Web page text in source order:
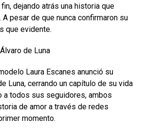
dejando atrás una historia que
pesar de que nunca confirmaron su
que evidente.
de Luna
Laura Escanes anunció su
Luna, cerrando un capítulo de su vida
a todos sus seguidores, ambos
de amor a través de redes
momento.